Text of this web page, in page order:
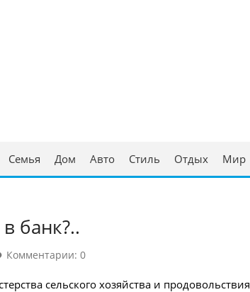
Семья Дом Авто Стиль Отдых Мир
банк?..
Комментарии: 0
сельского хозяйства и продовольствия